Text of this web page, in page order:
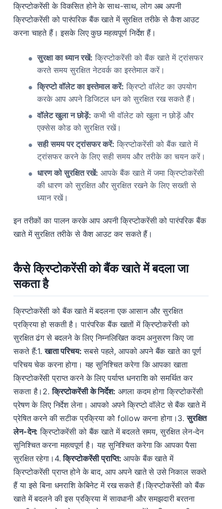
क्रिप्टोकरेंसी के विकसित होने के साथ-साथ, लोग अब अपनी
क्रिप्टोकरेंसी को पारंपरिक बैंक खाते में सुरक्षित तरीके से कैश आउट
करना चाहते हैं। इसके लिए कुछ महत्वपूर्ण निर्देश हैं।
सुरक्षा का ध्यान रखें: क्रिप्टोकरेंसी को बैंक खाते में ट्रांसफर
करते समय सुरक्षित नेटवर्क का इस्तेमाल करें।
क्रिप्टो वॉलेट का इस्तेमाल करें: क्रिप्टो वॉलेट का उपयोग
करके आप अपने डिजिटल धन को सुरक्षित रख सकते हैं।
वॉलेट खुला न छोड़ें: कभी भी वॉलेट को खुला न छोड़ें और
एक्सेस कोड को सुरक्षित रखें।
सही समय पर ट्रांसफर करें: क्रिप्टोकरेंसी को बैंक खाते में
ट्रांसफर करने के लिए सही समय और तरीके का चयन करें।
धारण को सुरक्षित रखें: आपके बैंक खाते में जमा क्रिप्टोकरेंसी
की धारण को सुरक्षित और सुरक्षित रखने के लिए सख्ती से
ध्यान रखें।
इन तरीकों का पालन करके आप अपनी क्रिप्टोकरेंसी को पारंपरिक बैंक
खाते में सुरक्षित तरीके से कैश आउट कर सकते हैं।
कैसे क्रिप्टोकरेंसी को बैंक खाते में बदला जा
सकता है
क्रिप्टोकरेंसी को बैंक खाते में बदलना एक आसान और सुरक्षित
प्रक्रिया हो सकती है। पारंपरिक बैंक खातों में क्रिप्टोकरेंसी को
सुरक्षित ढंग से बदलने के लिए निम्नलिखित कदम अनुसरण किए जा
सकते हैं:1.खाता परिचय: सबसे पहले, आपको अपने बैंक खाते का पूर्ण
परिचय चेक करना होगा। यह सुनिश्चित करेगा कि आपका खाता
क्रिप्टोकरेंसी प्राप्त करने के लिए पर्याप्त धनराशि को समर्थित कर
सकता है।2.क्रिप्टोकरेंसी के निर्देश: अगला कदम होगा क्रिप्टोकरेंसी
प्रेषण के लिए निर्देश लेना। आपको अपने क्रिप्टो वॉलेट से बैंक खाते में
प्रेषित करने की सटीक प्रक्रिया को follow करना होगा।3.सुरक्षित
लेन-देन: क्रिप्टोकरेंसी को बैंक खाते में बदलते समय, सुरक्षित लेन-देन
सुनिश्चित करना महत्वपूर्ण है। यह सुनिश्चित करेगा कि आपका पैसा
सुरक्षित रहेगा।4.क्रिप्टोकरेंसी प्राप्ति: आपके बैंक खाते में
क्रिप्टोकरेंसी प्राप्त होने के बाद, आप अपने खाते से उसे निकाल सकते
हैं या इसे बिना धनराशि केबिनेट में रख सकते हैं।क्रिप्टोकरेंसी को बैंक
खाते में बदलने की इस प्रक्रिया में सावधानी और समझदारी बरतना